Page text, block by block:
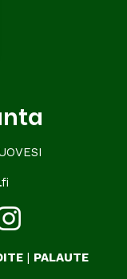
| PALAUTE